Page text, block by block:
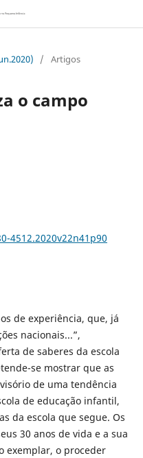
/ Artigos
o campo
4512.2020v22n41p90
de experiência, que, já
nacionais...”,
de saberes da escola
se mostrar que as
de uma tendência
de educação infantil,
da escola que segue. Os
30 anos de vida e a sua
exemplar, o proceder